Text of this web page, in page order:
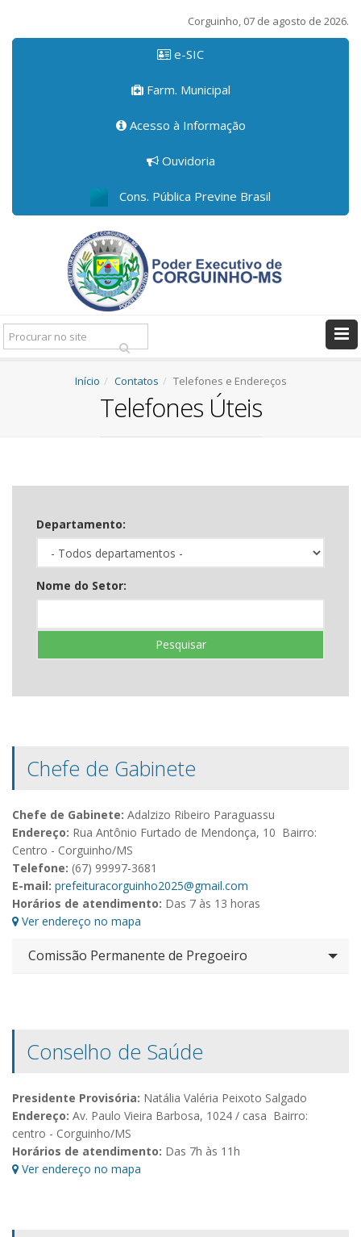
Corguinho, 07 de agosto de 2026.
e-SIC
Farm. Municipal
Acesso à Informação
Ouvidoria
Cons. Pública Previne Brasil
Pesquisar:
Início Contatos Telefones e Endereços
Telefones Úteis
Departamento:
Nome do Setor:
Pesquisar
Chefe de Gabinete
Chefe de Gabinete: Adalzizo Ribeiro Paraguassu
Endereço: Rua Antônio Furtado de Mendonça, 10 Bairro:
Centro - Corguinho/MS
Telefone: (67) 99997-3681
E-mail: prefeituracorguinho2025@gmail.com
Horários de atendimento: Das 7 às 13 horas
Ver endereço no mapa
Comissão Permanente de Pregoeiro
Conselho de Saúde
Presidente Provisória: Natália Valéria Peixoto Salgado
Endereço: Av. Paulo Vieira Barbosa, 1024 / casa Bairro:
centro - Corguinho/MS
Horários de atendimento: Das 7h às 11h
Ver endereço no mapa